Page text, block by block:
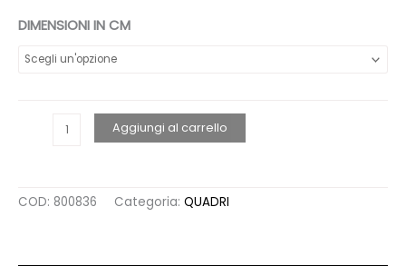
DIMENSIONI IN CM
QUADRO
8:28
Aggiungi al carrello
COD: 800836 Categoria: QUADRI